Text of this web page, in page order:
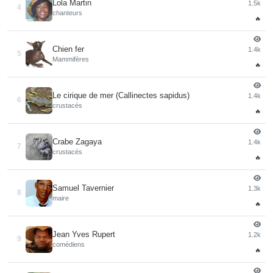
4
Lola Martin
chanteurs
1.5k
🔥
5
Chien fer
Mammifères
1.4k
🔥
6
Le cirique de mer (Callinectes sapidus)
crustacés
1.4k
🔥
7
Crabe Zagaya
crustacés
1.4k
🔥
8
Samuel Tavernier
maire
1.3k
🔥
9
Jean Yves Rupert
comédiens
1.2k
🔥